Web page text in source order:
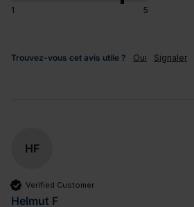
1 5
Trouvez-vous cet avis utile ? Oui Signaler
HF
Verified Customer
Helmut F